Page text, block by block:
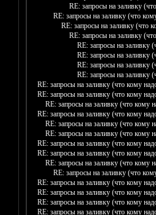
RE: запросы на заливку
RE: запросы на заливку (что
RE: запросы на заливку (что
RE: запросы на заливку
RE: запросы на заливку
RE: запросы на заливку
RE: запросы на заливку
RE: запросы на заливку
RE: запросы на заливку (что кому
RE: запросы на заливку (что кому
RE: запросы на заливку (что кому
RE: запросы на заливку (что кому
RE: запросы на заливку (что кому
RE: запросы на заливку (что кому
RE: запросы на заливку (что кому
RE: запросы на заливку (что кому
RE: запросы на заливку (что кому
RE: запросы на заливку (что
RE: запросы на заливку (что кому
RE: запросы на заливку (что кому
RE: запросы на заливку (что кому
RE: запросы на заливку (что кому